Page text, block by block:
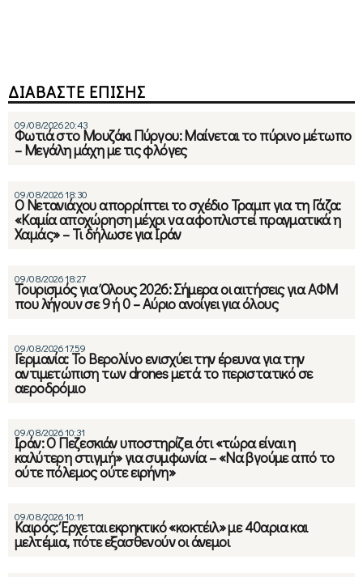
ΔΙΑΒΑΣΤΕ ΕΠΙΣΗΣ
09/08/2026 20:43
Φωτιά στο Μουζάκι Πύργου: Μαίνεται το πύρινο μέτωπο
– Μεγάλη μάχη με τις φλόγες
09/08/2026 18:30
Ο Νετανιάχου απορρίπτει το σχέδιο Τραμπ για τη Γάζα:
«Καμία αποχώρηση μέχρι να αφοπλιστεί πραγματικά η
Χαμάς» – Τι δήλωσε για Ιράν
09/08/2026 18:27
Τουρισμός για Όλους 2026: Σήμερα οι αιτήσεις για ΑΦΜ
που λήγουν σε 9 ή 0 – Αύριο ανοίγει για όλους
09/08/2026 17:59
Γερμανία: Το Βερολίνο ενισχύει την έρευνα για την
αντιμετώπιση των drones μετά το περιστατικό σε
αεροδρόμιο
09/08/2026 10:31
Ιράν: Ο Πεζεσκιάν υποστηρίζει ότι «τώρα είναι η
καλύτερη στιγμή» για συμφωνία – «Να βγούμε από το
ούτε πόλεμος ούτε ειρήνη»
09/08/2026 10:11
Καιρός: Έρχεται εκρηκτικό «κοκτέιλ» με 40αρια και
μελτέμια, πότε εξασθενούν οι άνεμοι